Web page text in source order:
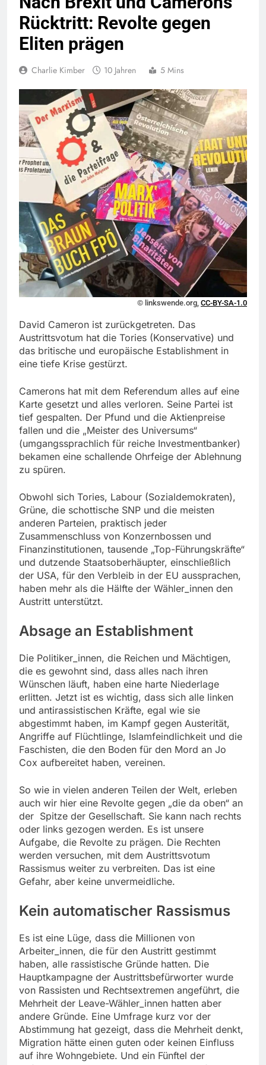
Rücktritt: Revolte gegen
Eliten prägen
Charlie Kimber 10 Jahren 5 Mins
© linkswende.org, CC-BY-SA-1.0
David Cameron ist zurückgetreten. Das
Austrittsvotum hat die Tories (Konservative) und
das britische und europäische Establishment in
eine tiefe Krise gestürzt.
Camerons hat mit dem Referendum alles auf eine
Karte gesetzt und alles verloren. Seine Partei ist
tief gespalten. Der Pfund und die Aktienpreise
fallen und die „Meister des Universums“
(umgangssprachlich für reiche Investmentbanker)
bekamen eine schallende Ohrfeige der Ablehnung
zu spüren.
Obwohl sich Tories, Labour (Sozialdemokraten),
Grüne, die schottische SNP und die meisten
anderen Parteien, praktisch jeder
Zusammenschluss von Konzernbossen und
Finanzinstitutionen, tausende „Top-Führungskräfte“
und dutzende Staatsoberhäupter, einschließlich
der USA, für den Verbleib in der EU aussprachen,
haben mehr als die Hälfte der Wähler_innen den
Austritt unterstützt.
Absage an Establishment
Die Politiker_innen, die Reichen und Mächtigen,
die es gewohnt sind, dass alles nach ihren
Wünschen läuft, haben eine harte Niederlage
erlitten. Jetzt ist es wichtig, dass sich alle linken
und antirassistischen Kräfte, egal wie sie
abgestimmt haben, im Kampf gegen Austerität,
Angriffe auf Flüchtlinge, Islamfeindlichkeit und die
Faschisten, die den Boden für den Mord an Jo
Cox aufbereitet haben, vereinen.
So wie in vielen anderen Teilen der Welt, erleben
auch wir hier eine Revolte gegen „die da oben“ an
der Spitze der Gesellschaft. Sie kann nach rechts
oder links gezogen werden. Es ist unsere
Aufgabe, die Revolte zu prägen. Die Rechten
werden versuchen, mit dem Austrittsvotum
Rassismus weiter zu verbreiten. Das ist eine
Gefahr, aber keine unvermeidliche.
Kein automatischer Rassismus
Es ist eine Lüge, dass die Millionen von
Arbeiter_innen, die für den Austritt gestimmt
haben, alle rassistische Gründe hatten. Die
Hauptkampagne der Austrittsbefürworter wurde
von Rassisten und Rechtsextremen angeführt, die
Mehrheit der Leave-Wähler_innen hatten aber
andere Gründe. Eine Umfrage kurz vor der
Abstimmung hat gezeigt, dass die Mehrheit denkt,
Migration hätte einen guten oder keinen Einfluss
auf ihre Wohngebiete. Und ein Fünftel der